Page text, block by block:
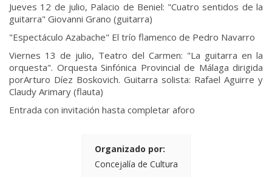
Jueves 12 de julio, Palacio de Beniel: "Cuatro sentidos de la
guitarra" Giovanni Grano (guitarra)
"Espectáculo Azabache" El trío flamenco de Pedro Navarro
Viernes 13 de julio, Teatro del Carmen: "La guitarra en la
orquesta". Orquesta Sinfónica Provincial de Málaga dirigida
porArturo Díez Boskovich. Guitarra solista: Rafael Aguirre y
Claudy Arimary (flauta)
Entrada con invitación hasta completar aforo
Organizado por:
Concejalía de Cultura